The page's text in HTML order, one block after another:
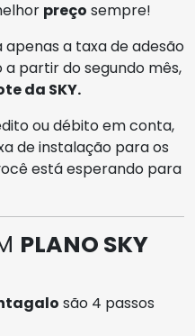
preço sempre!
a taxa de adesão
partir do segundo mês,
da SKY.
ou débito em conta,
de instalação para os
está esperando para
PLANO SKY
são 4 passos